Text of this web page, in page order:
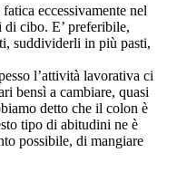
eccessivamente nel
cibo. E’ preferibile,
suddividerli in più pasti,
l’attività lavorativa ci
bensì a cambiare, quasi
detto che il colon è
tipo di abitudini ne è
possibile, di mangiare